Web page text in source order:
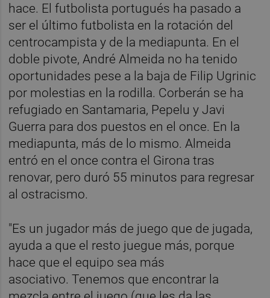
hace. El futbolista portugués ha pasado a
ser el último futbolista en la rotación del
centrocampista y de la mediapunta. En el
doble pivote, André Almeida no ha tenido
oportunidades pese a la baja de Filip Ugrinic
por molestias en la rodilla. Corberán se ha
refugiado en Santamaria, Pepelu y Javi
Guerra para dos puestos en el once. En la
mediapunta, más de lo mismo. Almeida
entró en el once contra el Girona tras
renovar, pero duró 55 minutos para regresar
al ostracismo.
"Es un jugador más de juego que de jugada,
ayuda a que el resto juegue más, porque
hace que el equipo sea más
asociativo. Tenemos que encontrar la